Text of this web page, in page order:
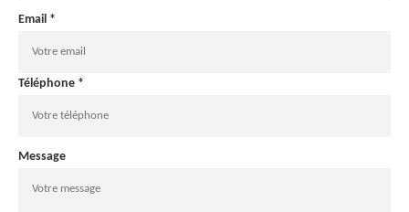
Email *
Téléphone *
Message